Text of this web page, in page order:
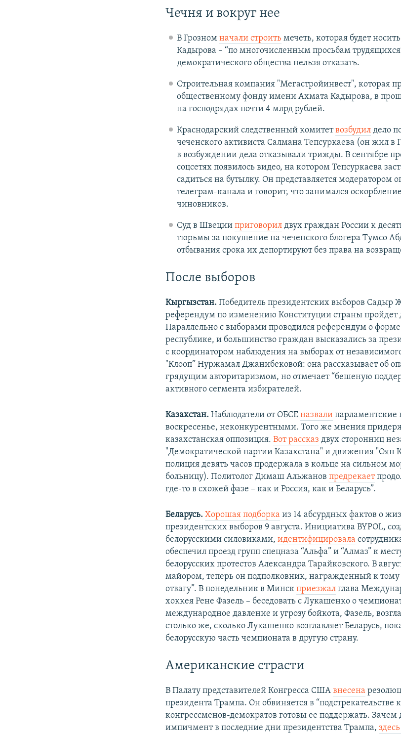
Чечня и вокруг нее
В Грозном начали строитьмечеть, которая будет
Кадырова – “по многочисленным просьбам
демократического общества нельзя отказать.
Строительная компания "Мегастройинвест", которая
общественному фонду имени Ахмата Кадырова, в
на господрядах почти 4 млрд рублей.
Краснодарский следственный комитетвозбудилдело
чеченского активиста Салмана Тепсуркаева (он жил в
в возбуждении дела отказывали трижды. В сентябре
соцсетях появилось видео, на котором Тепсуркаева
садиться на бутылку. Он представляется модератором
телеграм-канала и говорит, что занимался
чиновников.
Суд в Швеции приговорилдвух граждан России к
тюрьмы за покушение на чеченского блогера Тумсо
отбывания срока их депортируют без права на
После выборов
Кыргызстан.Победитель президентских выборов Садыр
референдум по изменению Конституции страны пройдет
Параллельно с выборами проводился референдум о
республике, и большинство граждан высказались за
с координатором наблюдения на выборах от
"Клооп” Нуржамал Джанибековой: она рассказывает об
грядущим авторитаризмом, но отмечает “бешеную
активного сегмента избирателей.
Казахстан. Наблюдатели от ОБСЕназвали парламентские
воскресенье, неконкурентными. Того же мнения
казахстанская оппозиция.Вот рассказ двух сторонниц
"Демократической партии Казахстана" и движения "Оян
полиция девять часов продержала в кольце на сильном
больницу). Политолог Димаш Альжановпредрекает
где-то в схожей фазе – как и Россия, как и Беларусь”.
Беларусь.Хорошая подборка из 14 абсурдных фактов о
президентских выборов 9 августа. Инициатива BYPOL,
белорусскими силовиками,идентифицировала
обеспечил проезд групп спецназа “Альфа” и “Алмаз” к
белорусских протестов Александра Тарайковского. В
майором, теперь он подполковник, награжденный к
отвагу”. В понедельник в Минскприезжал глава
хоккея Рене Фазель – беседовать с Лукашенко о
международное давление и угрозу бойкота, Фазель,
столько же, сколько Лукашенко возглавляет Беларусь,
белорусскую часть чемпионата в другую страну.
Американские страсти
В Палату представителей Конгресса СШАвнесена
президента Трампа. Он обвиняется в “подстрекательстве
конгрессменов-демократов готовы ее поддержать.
импичмент в последние дни президентства Трампа,